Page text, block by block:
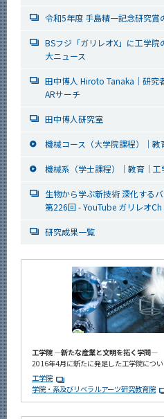
令和5年度 手島精一記念研究賞
BSフジ「ガリレオX」に工学
大ニュース
田中博人 Hiroto Tanaka｜研究
ARサーチ
田中博人研究室
機械コース（大学院課程）｜教
機械系（学士課程）｜教育｜工
生物から学ぶ新技術 深化する
第226回 - YouTube ガリレオCh
研究成果一覧
工学院 ―新たな産業と文明を拓く学問―
2016年4月に新たに発足した工学院につい
工学院
学院・系及びリベラルアーツ研究教育院